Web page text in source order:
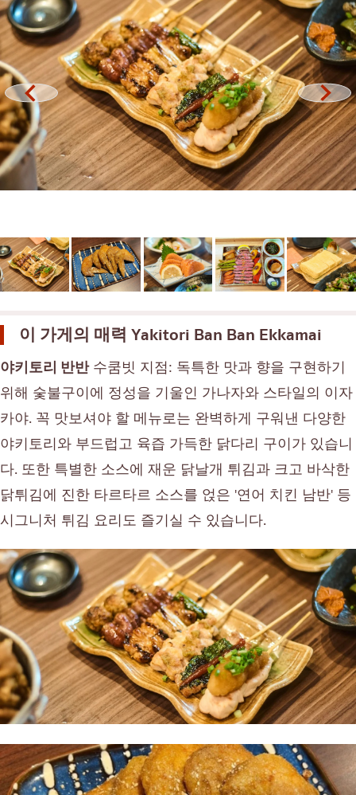
스테이크
꼬치에 꽂은 튀긴 음식
일본식 냄비 요리
꼬치구이/곱창구이
전통 일본식 레스토랑
타코야키
오뎅/일본식 조림 요리
벤또/일본 음식 배달 서비스
아이콘시암
센트럴 월드
논타부리
치앙마이
라드프라오
사뭇 프라칸
파툼 타니
푸켓
파타야
라마 3세
라마 4세
다른
이 가게의 매력 Yakitori Ban Ban Ekkamai
야키토리 반반수쿰빗 지점: 독특한 맛과 향을 구현하기
위해 숯불구이에 정성을 기울인 가나자와 스타일의 이자
카야. 꼭 맛보셔야 할 메뉴로는 완벽하게 구워낸 다양한
야키토리와 부드럽고 육즙 가득한 닭다리 구이가 있습니
다. 또한 특별한 소스에 재운 닭날개 튀김과 크고 바삭한
닭튀김에 진한 타르타르 소스를 얹은 '연어 치킨 남반' 등
시그니처 튀김 요리도 즐기실 수 있습니다.